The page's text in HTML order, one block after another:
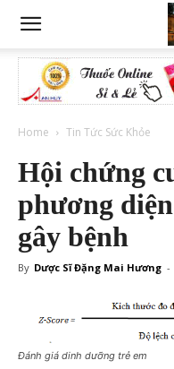
Home Tin Tức Sức Khỏe
Hội chứng
phương
gây bệnh
By Dược Sĩ Đặng Mai Hương -
Đánh giá dinh dưỡng trẻ em